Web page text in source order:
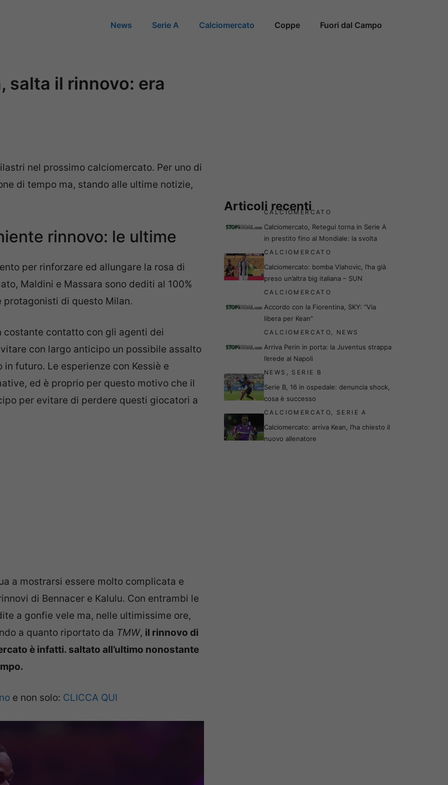
News Serie A Calciomercato Coppe Fuori dal Campo
salta il rinnovo: era
nel prossimo calciomercato. Per uno di
di tempo ma, stando alle ultime notizie,
rinnovo: le ultime
per rinforzare ed allungare la rosa di
Maldini e Massara sono dediti al 100%
di questo Milan.
contatto con gli agenti dei
con largo anticipo un possibile assalto
futuro. Le esperienze con Kessiè e
ed è proprio per questo motivo che il
per evitare di perdere questi giocatori a
a mostrarsi essere molto complicata e
di Bennacer e Kalulu. Con entrambi le
a gonfie vele ma, nelle ultimissime ore,
a quanto riportato da TMW, il rinnovo di
è infatti. saltato all’ultimo nonostante
e non solo: CLICCA QUI
Articoli recenti
CALCIOMERCATO
Calciomercato, Retegui torna in Serie A
in prestito fino al Mondiale: la svolta
CALCIOMERCATO
Calciomercato: bomba Vlahovic, l’ha già
preso un’altra big italiana – SUN
CALCIOMERCATO
Accordo con la Fiorentina, SKY: “Via
libera per Kean”
CALCIOMERCATO, NEWS
Arriva Perin in porta: la Juventus strappa
l’erede al Napoli
NEWS , SERIE B
Serie B, 16 in ospedale: denuncia shock,
cosa è successo
CALCIOMERCATO, SERIE A
Calciomercato: arriva Kean, l’ha chiesto il
nuovo allenatore